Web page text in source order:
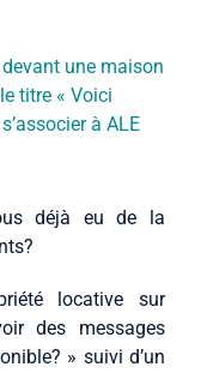
déjà eu de la
locative sur
des messages
» suivi d’un